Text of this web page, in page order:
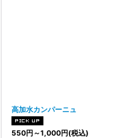
高加水カンパーニュ
550円 ～1,000円(税込)